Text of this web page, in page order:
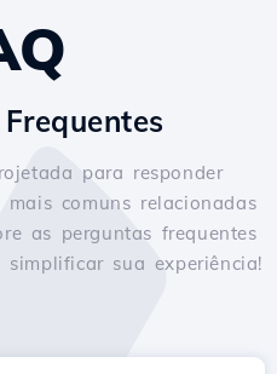
para responder
comuns relacionadas
as perguntas frequentes
sua experiência!